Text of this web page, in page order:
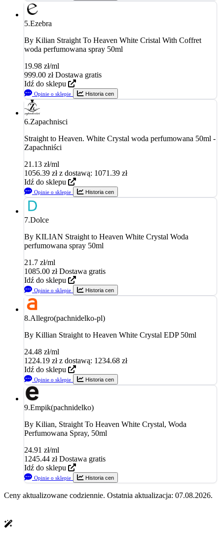
5.Ezebra
By Kilian Straight To Heaven White Cristal With Coffret
woda perfumowana spray 50ml
19.98 zł/ml
999.00 zł Dostawa gratis
Idź do sklepu
Opinie o sklepie Historia cen
6.Zapachnisci
Straight to Heaven. White Crystal woda perfumowana 50ml -
Zapachniści
21.13 zł/ml
1056.39 zł z dostawą: 1071.39 zł
Idź do sklepu
Opinie o sklepie Historia cen
7.Dolce
By KILIAN Straight to Heaven White Crystal Woda
perfumowana spray 50ml
21.7 zł/ml
1085.00 zł Dostawa gratis
Idź do sklepu
Opinie o sklepie Historia cen
8.Allegro(pachnidelko-pl)
By Killian Straight to Heaven White Crystal EDP 50ml
24.48 zł/ml
1224.19 zł z dostawą: 1234.68 zł
Idź do sklepu
Opinie o sklepie Historia cen
9.Empik(pachnidelko)
By Kilian, Straight To Heaven White Crystal, Woda
Perfumowana Spray, 50ml
24.91 zł/ml
1245.44 zł Dostawa gratis
Idź do sklepu
Opinie o sklepie Historia cen
Ceny aktualizowane codziennie. Ostatnia aktualizacja: 07.08.2026.